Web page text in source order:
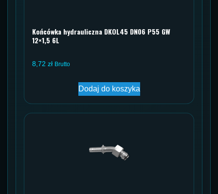
Końcówka hydrauliczna DKOL45 DN06 P55 GW
12×1,5 6L
8,72 zł Brutto
Dodaj do koszyka